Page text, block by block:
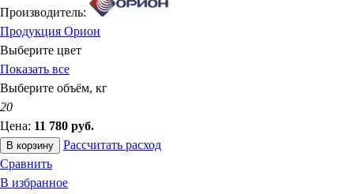
Производитель:
Продукция Орион
Выберите цвет
Показать все
Выберите объём, кг
20
Цена: 11 780 руб.
В корзину
Рассчитать расход
Сравнить
В избранное